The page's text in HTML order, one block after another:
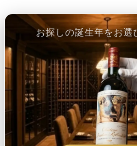
お探しの誕生年をお選